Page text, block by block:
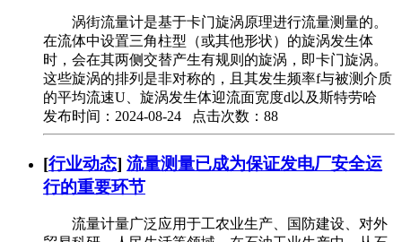
涡街流量计是基于卡门旋涡原理进行流量测量的。
在流体中设置三角柱型（或其他形状）的旋涡发生体
时，会在其两侧交替产生有规则的旋涡，即卡门旋涡。
这些旋涡的排列是非对称的，且其发生频率f与被测介质
的平均流速U、旋涡发生体迎流面宽度d以及斯特劳哈
发布时间：2024-08-24 点击次数：88
[行业动态] 流量测量已成为保证发电厂安全运
行的重要环节
流量计量广泛应用于工农业生产、国防建设、对外